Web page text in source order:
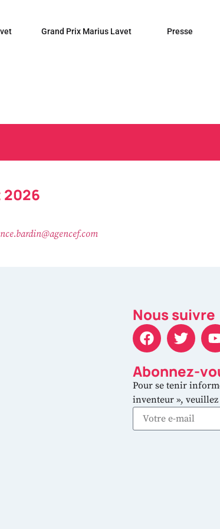
Grand Prix Marius Lavet Presse
2026
Nous suivre
Abonnez-
Pour se tenir
inventeur »,